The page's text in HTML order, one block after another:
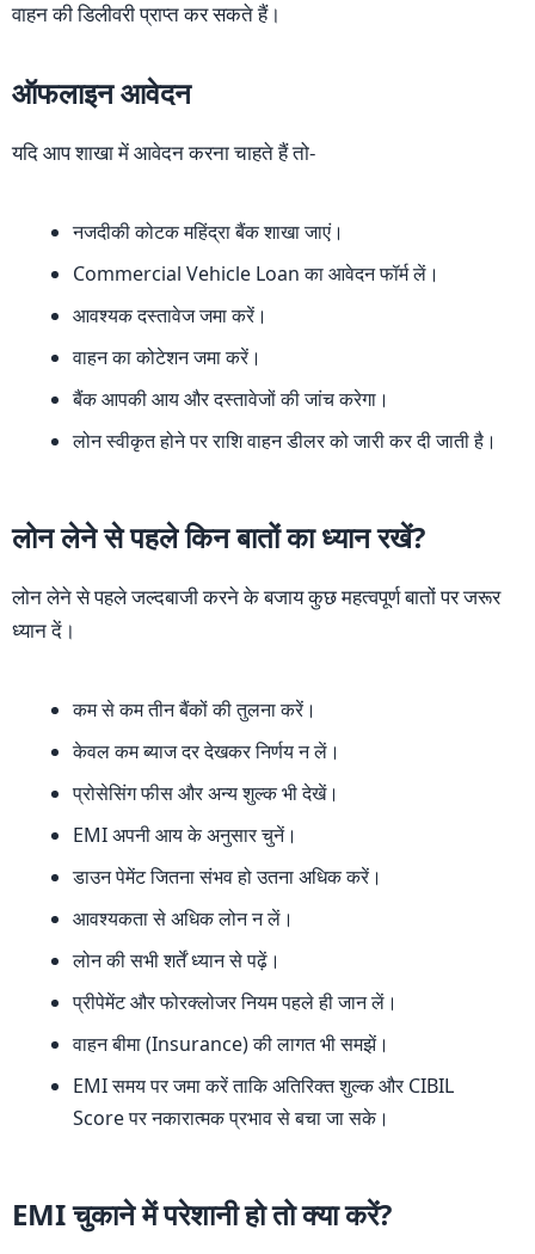
वाहन की डिलीवरी प्राप्त कर सकते हैं।
ऑफलाइन आवेदन
यदि आप शाखा में आवेदन करना चाहते हैं तो-
नजदीकी कोटक महिंद्रा बैंक शाखा जाएं।
Commercial Vehicle Loan का आवेदन फॉर्म लें।
आवश्यक दस्तावेज जमा करें।
वाहन का कोटेशन जमा करें।
बैंक आपकी आय और दस्तावेजों की जांच करेगा।
लोन स्वीकृत होने पर राशि वाहन डीलर को जारी कर दी जाती है।
लोन लेने से पहले किन बातों का ध्यान रखें?
लोन लेने से पहले जल्दबाजी करने के बजाय कुछ महत्वपूर्ण बातों पर जरूर
ध्यान दें।
कम से कम तीन बैंकों की तुलना करें।
केवल कम ब्याज दर देखकर निर्णय न लें।
प्रोसेसिंग फीस और अन्य शुल्क भी देखें।
EMI अपनी आय के अनुसार चुनें।
डाउन पेमेंट जितना संभव हो उतना अधिक करें।
आवश्यकता से अधिक लोन न लें।
लोन की सभी शर्तें ध्यान से पढ़ें।
प्रीपेमेंट और फोरक्लोजर नियम पहले ही जान लें।
वाहन बीमा (Insurance) की लागत भी समझें।
EMI समय पर जमा करें ताकि अतिरिक्त शुल्क और CIBIL
Score पर नकारात्मक प्रभाव से बचा जा सके।
EMI चुकाने में परेशानी हो तो क्या करें?